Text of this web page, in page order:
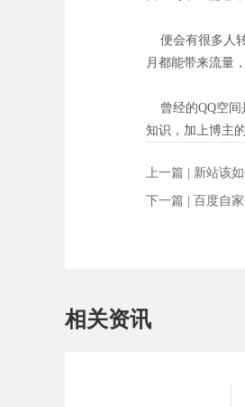
便会有很多人
月都能带来流量
曾经的QQ空间
知识，加上博主
上一篇 | 新站该
下一篇 | 百度自
相关资讯